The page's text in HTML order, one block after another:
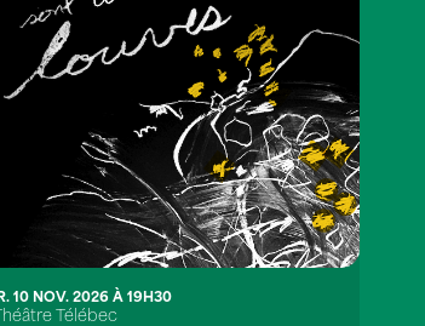
10 NOV. 2026 À 19H30
Théâtre Télébec